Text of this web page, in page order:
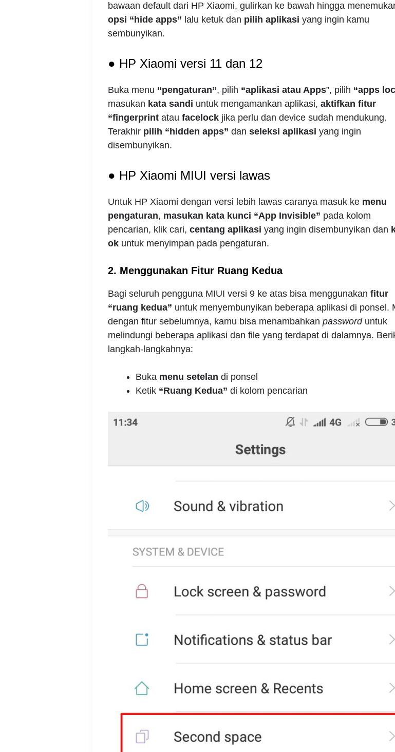
bawaan default dari HP Xiaomi, gulirkan ke bawah hingga
opsi “hide apps” lalu ketuk dan pilih aplikasi yang ingin kamu
sembunyikan.
● HP Xiaomi versi 11 dan 12
Buka menu “pengaturan”, pilih “aplikasi atau Apps”, pilih “apps
masukan kata sandi untuk mengamankan aplikasi, aktifkan fitur
“fingerprintatau facelock jika perlu dan device sudah mendukung.
Terakhir pilih “hidden apps” dan seleksi aplikasi yang ingin
disembunyikan.
● HP Xiaomi MIUI versi lawas
Untuk HP Xiaomi dengan versi lebih lawas caranya masuk ke menu
pengaturan, masukan kata kunci “App Invisible” pada kolom
pencarian, klik cari, centang aplikasi yang ingin disembunyikan dan
okuntuk menyimpan pada pengaturan.
2. Menggunakan Fitur Ruang Kedua
Bagi seluruh pengguna MIUI versi 9 ke atas bisa menggunakan fitur
“ruang kedua” untuk menyembunyikan beberapa aplikasi di ponsel.
dengan fitur sebelumnya, kamu bisa menambahkan password untuk
melindungi beberapa aplikasi dan file yang terdapat di dalamnya.
langkah-langkahnya:
Buka menu setelan di ponsel
Ketik “Ruang Kedua” di kolom pencarian